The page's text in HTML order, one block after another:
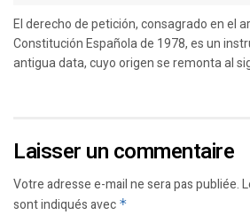
El derecho de petición, consagrado en el
Constitución Española de 1978, es un
antigua data, cuyo origen se remonta al
Laisser un commentaire
Votre adresse e-mail ne sera pas publiée.
sont indiqués avec *